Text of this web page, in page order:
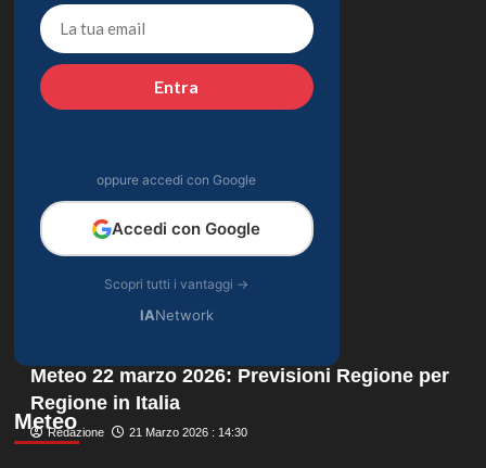
Entra
oppure accedi con Google
Accedi con Google
Scopri tutti i vantaggi →
IANetwork
Meteo
Meteo 22 marzo 2026: Previsioni Regione per
Regione in Italia
Redazione 21 Marzo 2026 : 14:30